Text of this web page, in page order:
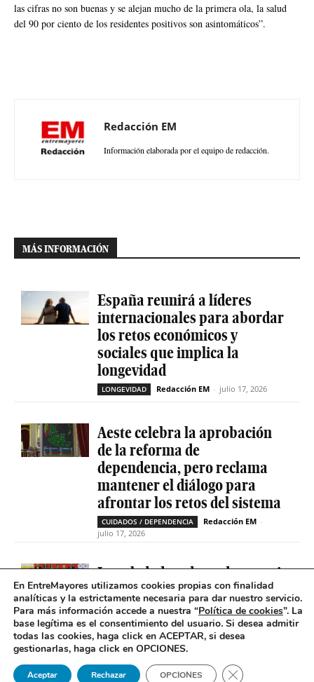
las cifras no son buenas y se alejan mucho de la primera ola, la salud
del 90 por ciento de los residentes positivos son asintomáticos”.
Redacción EM
Información elaborada por el equipo de redacción.
MÁS INFORMACIÓN
España reunirá a líderes
internacionales para abordar
los retos económicos y
sociales que implica la
longevidad
LONGEVIDAD Redacción EM - julio 17, 2026
Aeste celebra la aprobación
de la reforma de
dependencia, pero reclama
mantener el diálogo para
afrontar los retos del sistema
CUIDADOS / DEPENDENCIA Redacción EM -
julio 17, 2026
La soledad no deseada es casi
cinco veces superior entre
personas que tienen
problemas de salud mental
SOLEDAD NO DESEADA Redacción EM
julio 16, 2026
En EntreMayores utilizamos cookies propias con finalidad
analíticas y la estrictamente necesaria para dar nuestro servicio.
Para más información accede a nuestra “Política de cookies”. La
base legítima es el consentimiento del usuario. Si desea admitir
todas las cookies, haga click en ACEPTAR, si desea
gestionarlas, haga click en OPCIONES.
Aceptar Rechazar OPCIONES Cerrar el banner